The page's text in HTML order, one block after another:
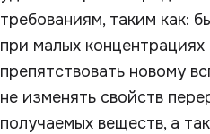
требованиям, таким как:
при малых
препятствовать новому
не изменять свойств
получаемых веществ, а